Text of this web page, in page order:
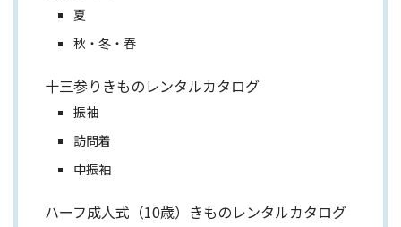
夏
秋・冬・春
十三参りきものレンタルカタログ
振袖
訪問着
中振袖
ハーフ成人式（10歳）きものレンタルカタログ